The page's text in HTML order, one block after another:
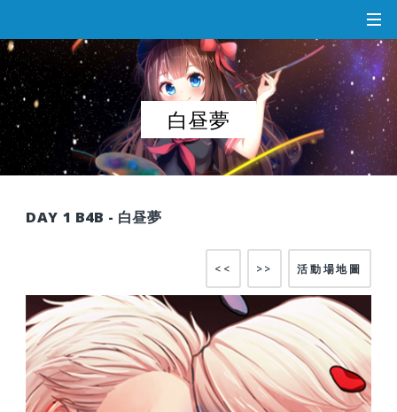
白昼夢
DAY 1 B4B - 白昼夢
活動場地圖
>>
<<